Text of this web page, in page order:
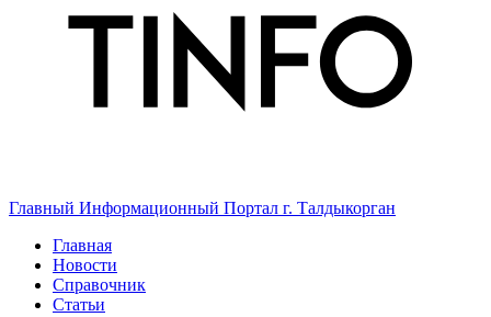
Главный Информационный Портал г. Талдыкорган
Главная
Новости
Справочник
Статьи